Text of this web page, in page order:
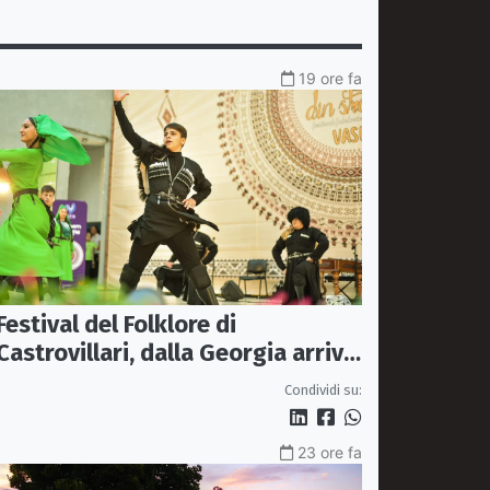
19 ore fa
del Folklore di
dalla Georgia arriva
Condividi su:
23 ore fa